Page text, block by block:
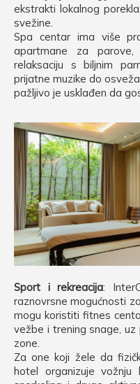
ekstrakti lokalnog
svežine.
Spa centar ima više
apartmane za
relaksaciju s biljnim
prijatne muzike do
pažljivo je usklađen da
Sport i rekreacija:
raznovrsne mogućnosti
mogu koristiti fitnes
vežbe i trening snage,
zone.
Za one koji žele da
hotel organizuje vožnju